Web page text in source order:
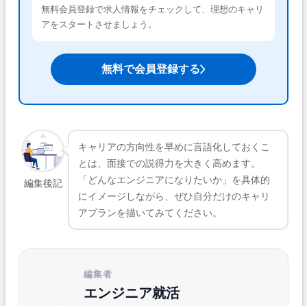
無料会員登録で求人情報をチェックして、理想のキャリ
アをスタートさせましょう。
無料で会員登録する
編集後記
キャリアの方向性を早めに言語化しておくこ
とは、面接での説得力を大きく高めます。
「どんなエンジニアになりたいか」を具体的
にイメージしながら、ぜひ自分だけのキャリ
アプランを描いてみてください。
編集者
エンジニア就活